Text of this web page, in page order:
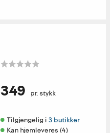
349 pr. stykk
Tilgjengelig i 3 butikker
Kan hjemleveres (4)